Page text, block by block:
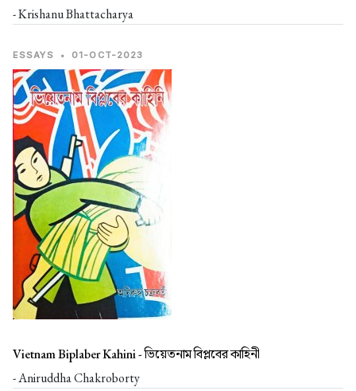
- Krishanu Bhattacharya
ESSAYS • 01-OCT-2023
Vietnam Biplaber Kahini -ভিয়েতনাম বিপ্লবের কাহিনী
- Aniruddha Chakroborty